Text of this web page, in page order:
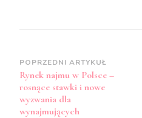
Zobacz
wpisy
POPRZEDNI ARTYKUŁ
Rynek najmu w Polsce –
rosnące stawki i nowe
wyzwania dla
wynajmujących